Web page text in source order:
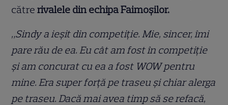
cătrerivalele din echipa Faimoșilor.
„Sindy a ieșit din competiție. Mie, sincer, îmi
pare rău de ea. Eu cât am fost în competiție
și am concurat cu ea a fost WOW pentru
mine. Era super forță pe traseu și chiar alerga
pe traseu. Dacă mai avea timp să se refacă,